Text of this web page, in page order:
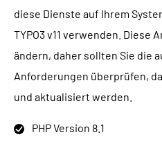
diese Dienste auf Ihrem
TYPO3 v11 verwenden. Diese
ändern, daher sollten Sie die
Anforderungen überprüfen,
und aktualisiert werden.
PHP Version 8.1